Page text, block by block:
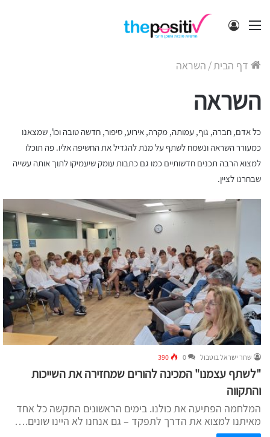
תפריט התחבר
דף הבית/ השראה
השראה
כל אדם, חברה, גוף, עמותה, מקרה, אירוע, סיפור, חדשה טובה וכו', שמצאנו
כמעורר השראה ונשמח לשתף על מנת להגדיל את החשיפה אליו. פה תוכלו
למצוא הרבה תכנים חדשותיים כמו גם כתבות עומק שיעמיקו לתוך אותה עשייה
שבחרנו לציין.
שחר ישראל בוטבול 0
390
"לשתף עצמנו" המכינה להורים שמחזירה את השייכות
והתקווה
המלחמה הפתיעה את כולנו. בימים הראשונים התקשה כל אחד
מאיתנו למצוא את הדרך לתפקד – גם אנחנו לא היינו שונים.…